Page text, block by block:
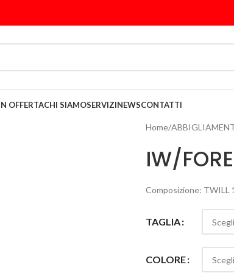
OFFERTACHI SIAMOSERVIZINEWSCONTATTI
Home/
IW/
Composizione: TWILL
TAGLIA
COLORE